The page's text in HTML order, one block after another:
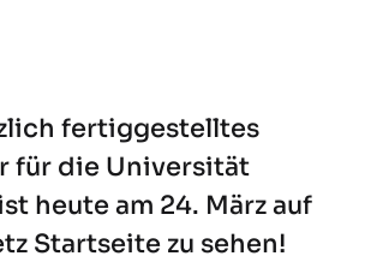
fertiggestelltes
für die Universität
heute am 24. März auf
Startseite zu sehen!